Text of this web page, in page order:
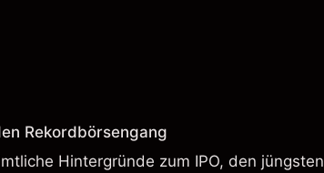
Rekordbörsengang
Hintergründe zum IPO, den jüngsten